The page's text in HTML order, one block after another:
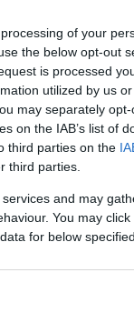
of your
the below opt-out
is processed
utilized by us
may separately
on the IAB’s list of
third parties on the
third parties.
and may
You may
for below
a GLOBAL
UNION
tudni a
finom
is tükröz.
jelenleg 44
városában
Solutions